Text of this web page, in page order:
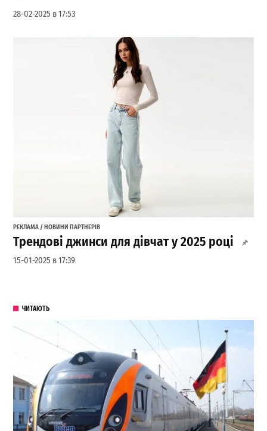
28-02-2025 в 17:53
РЕКЛАМА / НОВИНИ ПАРТНЕРІВ
Трендові джинси для дівчат у 2025 році
15-01-2025 в 17:39
ЧИТАЮТЬ